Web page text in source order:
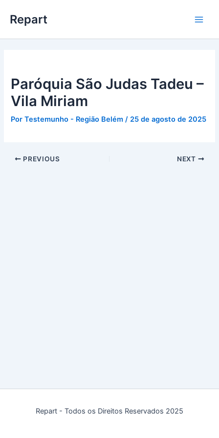
para
conteúdo
Repart
Paróquia São Judas Tadeu –
Vila Miriam
PorTestemunho - Região Belém/ 25 de agosto de 2025
PREVIOUS NEXT
Repart - Todos os Direitos Reservados 2025